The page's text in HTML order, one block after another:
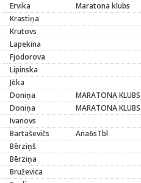
Ervika
Maratona klubs
Krastiņa
Krutovs
Lapekina
Fjodorova
Lipinska
Jēka
Doniņa
MARATONA KLUBS
Doniņa
MARATONA KLUBS
Ivanovs
Bartaševičs
Ana6sTbl
Bērziņš
Bērziņa
Bruževica